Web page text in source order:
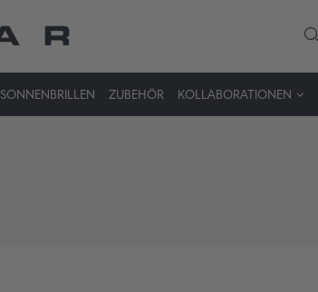
SONNENBRILLEN ZUBEHÖR KOLLABORATIONEN